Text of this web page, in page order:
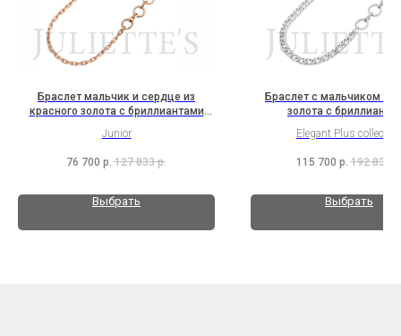
Браслет мальчик и сердце из
красного золота с бриллиантами
Junior
76 700 р. 127 833 р.
Выбрать
Браслет с мальчиком из
золота с
(3Hl1B10K2Rh1b)
Elegant Plus collection
115 700 р. 192 833
Выбрать